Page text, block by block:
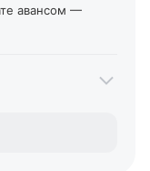
— 0 ₽
авансом —